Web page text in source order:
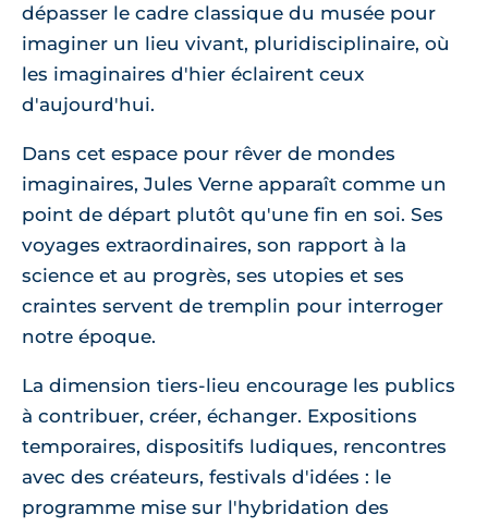
dépasser le cadre classique du musée pour
imaginer un lieu vivant, pluridisciplinaire, où
les imaginaires d'hier éclairent ceux
d'aujourd'hui.
Dans cet espace pour rêver de mondes
imaginaires, Jules Verne apparaît comme un
point de départ plutôt qu'une fin en soi. Ses
voyages extraordinaires, son rapport à la
science et au progrès, ses utopies et ses
craintes servent de tremplin pour interroger
notre époque.
La dimension tiers-lieu encourage les publics
à contribuer, créer, échanger. Expositions
temporaires, dispositifs ludiques, rencontres
avec des créateurs, festivals d'idées : le
programme mise sur l'hybridation des